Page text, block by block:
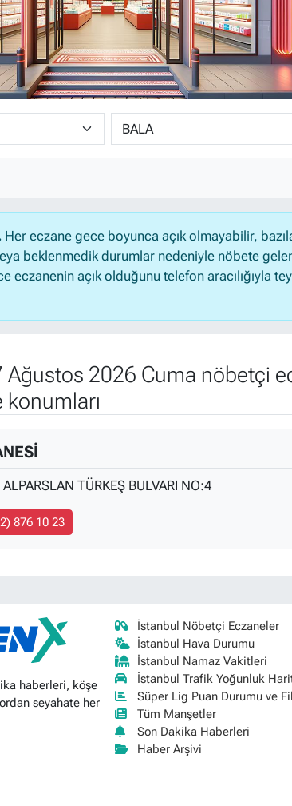
Her eczane gece boyunca açık olmayabilir,
beklenmedik durumlar nedeniyle nöbete
eczanenin açık olduğunu telefon aracılığıyla
Ağustos 2026 Cuma nöbetçi
TÜRKEŞ BULVARI NO:4
876 10 23
haberleri, köşe
seyahate her
İstanbul Nöbetçi Eczaneler
İstanbul Hava Durumu
İstanbul Namaz Vakitleri
İstanbul Trafik Yoğunluk
Süper Lig Puan Durumu ve
Tüm Manşetler
Son Dakika Haberleri
Haber Arşivi